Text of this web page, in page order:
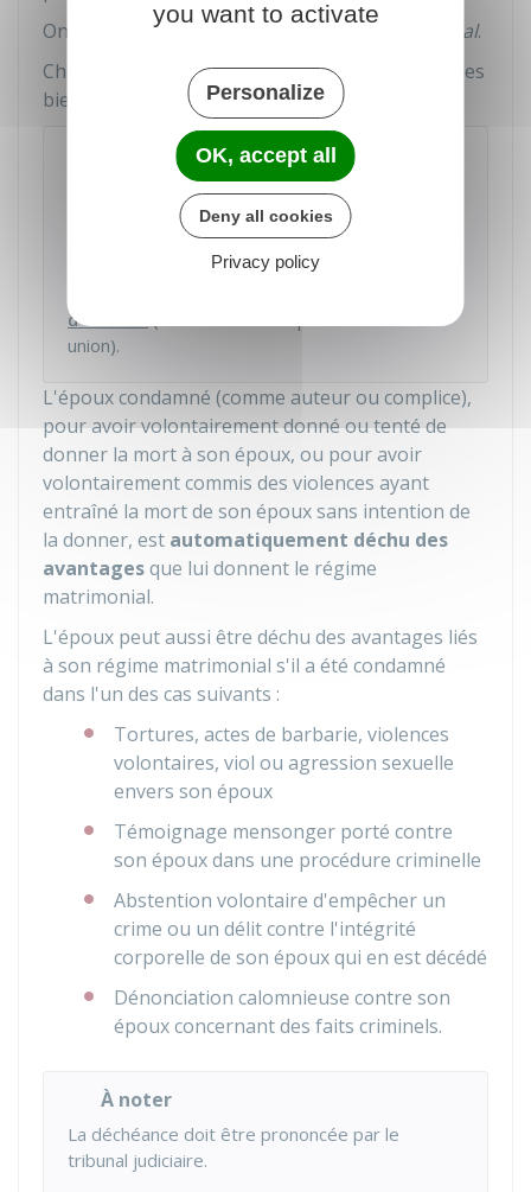
On parle de laliquidation du régime matrimonial.
Chacun récupère ses biens propres et sa part des
biens communs.
À savoir
En cas de décès de votre époux, vous avez
droit à une partie de ses biens. Votre part dans
la succession dépend notamment des
dispositions éventuellement prises par le défunt
d'enfants
union).
L'époux condamné (comme auteur ou complice),
pour avoir volontairement donné ou tenté de
donner la mort à son époux, ou pour avoir
volontairement commis des violences ayant
entraîné la mort de son époux sans intention de
la donner, est automatiquement déchu des
avantagesque lui donnent le régime
matrimonial.
L'époux peut aussi être déchu des avantages liés
à son régime matrimonial s'il a été condamné
dans l'un des cas suivants :
Tortures, actes de barbarie, violences
volontaires, viol ou agression sexuelle
envers son époux
Témoignage mensonger porté contre
son époux dans une procédure criminelle
Abstention volontaire d'empêcher un
crime ou un délit contre l'intégrité
corporelle de son époux qui en est décédé
Dénonciation calomnieuse contre son
époux concernant des faits criminels.
À noter
La déchéance doit être prononcée par le
tribunal judiciaire.
you want to activate
Personalize
OK, accept all
Deny all cookies
Privacy policy